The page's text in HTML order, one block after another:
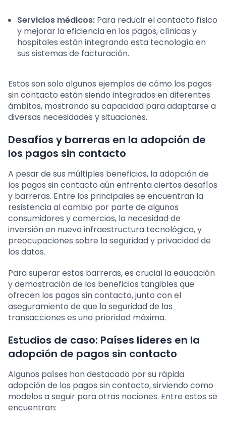
Servicios médicos: Para reducir el contacto físico
y mejorar la eficiencia en los pagos, clínicas y
hospitales están integrando esta tecnología en
sus sistemas de facturación.
Estos son solo algunos ejemplos de cómo los pagos
sin contacto están siendo integrados en diferentes
ámbitos, mostrando su capacidad para adaptarse a
diversas necesidades y situaciones.
Desafíos y barreras en la adopción de
los pagos sin contacto
A pesar de sus múltiples beneficios, la adopción de
los pagos sin contacto aún enfrenta ciertos desafíos
y barreras. Entre los principales se encuentran la
resistencia al cambio por parte de algunos
consumidores y comercios, la necesidad de
inversión en nueva infraestructura tecnológica, y
preocupaciones sobre la seguridad y privacidad de
los datos.
Para superar estas barreras, es crucial la educación
y demostración de los beneficios tangibles que
ofrecen los pagos sin contacto, junto con el
aseguramiento de que la seguridad de las
transacciones es una prioridad máxima.
Estudios de caso: Países líderes en la
adopción de pagos sin contacto
Algunos países han destacado por su rápida
adopción de los pagos sin contacto, sirviendo como
modelos a seguir para otras naciones. Entre estos se
encuentran: